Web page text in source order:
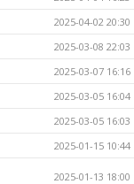
2025-04-02 20:30
2025-03-08 22:03
2025-03-07 16:16
2025-03-05 16:04
2025-03-05 16:03
2025-01-15 10:44
2025-01-13 18:00